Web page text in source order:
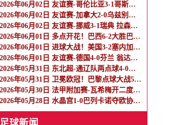
2026年06月02日 友谊赛-哥伦比亚3-1哥斯达黎加 迪亚斯5分钟传射 J罗精彩助攻
2026年06月02日 友谊赛-加拿大2-0乌兹别克斯坦 肖穆罗多夫失单刀 奥卢瓦塞伊两助
2026年06月02日 友谊赛-挪威3-1瑞典 拉森双响莱尔森两助攻伊萨克替补破门
2026年06月01日 多点开花！巴西6-2大胜巴拿马 维尼修斯卡塞米罗伊戈尔帕奎塔传射
2026年06月01日 进球大战！美国3-2塞内加尔 普利西奇传射马内双响巴洛贡破门
2026年06月01日 友谊赛-德国4-0芬兰 翁达夫2射1传+伤退维尔茨、穆西亚拉破门
2026年05月31日 东北超-通辽队两点球4-0战胜鸡西队 通辽队1胜1平鸡西队遭遇2连败
2026年05月31日 卫冕欧冠！巴黎点球大战5-4击败阿森纳夺冠 加布里埃尔、埃泽失点
2026年05月30日 法甲附加赛-瓦希梅开二度 尼斯4-1圣埃蒂安成功保级
2026年05月28日 水晶宫1-0巴列卡诺夺欧协联冠军 格拉斯纳带队2年3冠 马特塔制胜
足球新闻